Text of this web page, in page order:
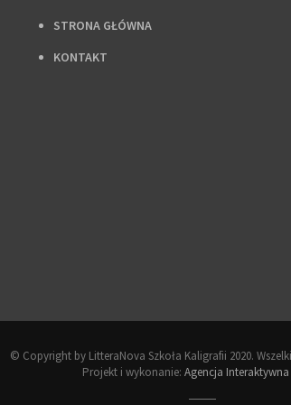
STRONA GŁÓWNA
KONTAKT
© Copyright by LitteraNova Szkoła Kaligrafii 2020.
Projekt i wykonanie: Agencja